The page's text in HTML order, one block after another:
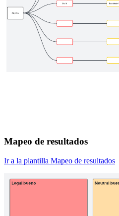
Mapeo de resultados
Ir a la plantilla Mapeo de resultados